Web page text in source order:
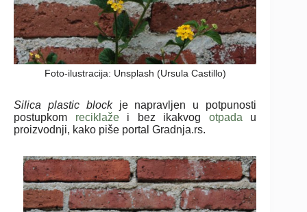
Foto-ilustracija: Unsplash (Ursula Castillo)
Silica plastic blockje napravljen u potpunosti
postupkom reciklaže i bez ikakvog otpada u
proizvodnji, kako piše portal Gradnja.rs.